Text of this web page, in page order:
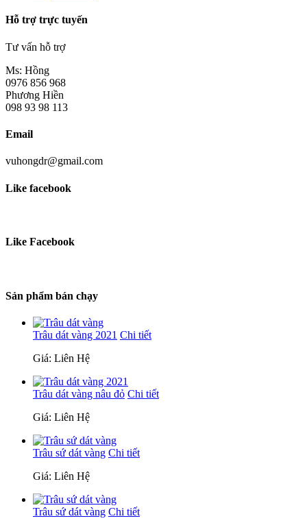
Hỗ trợ trực tuyến
Tư vấn hỗ trợ
Ms: Hồng
0976 856 968
Phương Hiền
098 93 98 113
Email
vuhongdr@gmail.com
Like facebook
Like Facebook
Sản phẩm bán chạy
Trâu dát vàng 2021 Chi tiết
Giá: Liên Hệ
Trâu dát vàng nâu đỏ Chi tiết
Giá: Liên Hệ
Trâu sứ dát vàng Chi tiết
Giá: Liên Hệ
Trâu sứ dát vàng Chi tiết